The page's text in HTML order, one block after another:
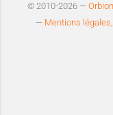
© 2010-2026 —
— Mentions